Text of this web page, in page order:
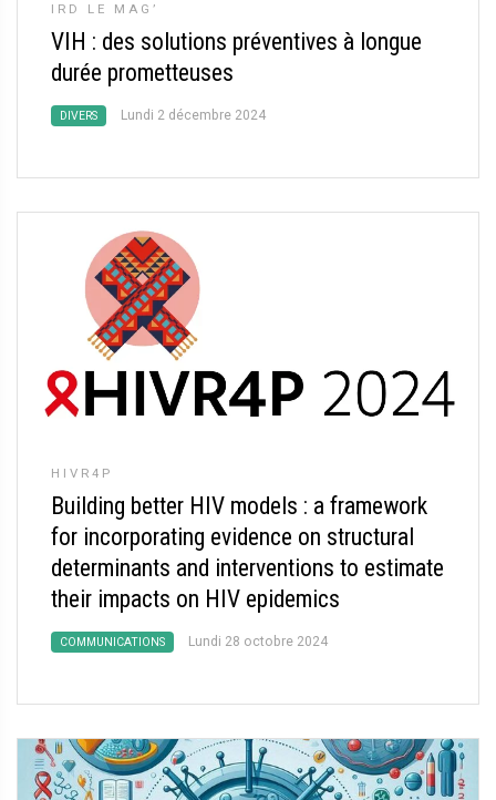
IRD LE MAG’
VIH : des solutions préventives à longue
durée prometteuses
DIVERS Lundi 2 décembre 2024
HIVR4P
Building better HIV models : a framework
for incorporating evidence on structural
determinants and interventions to estimate
their impacts on HIV epidemics
COMMUNICATIONS Lundi 28 octobre 2024